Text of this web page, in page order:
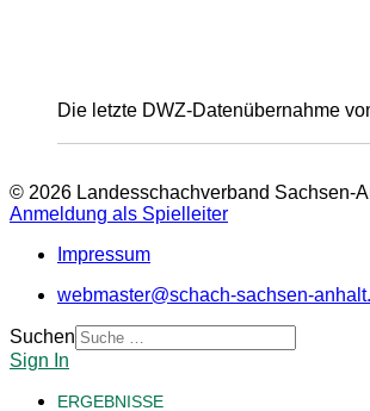
Die letzte DWZ-Datenübernahme
© 2026 Landesschachverband Sachsen-
Anmeldung als Spielleiter
Impressum
webmaster@schach-sachsen-
Suchen
Sign In
ERGEBNISSE